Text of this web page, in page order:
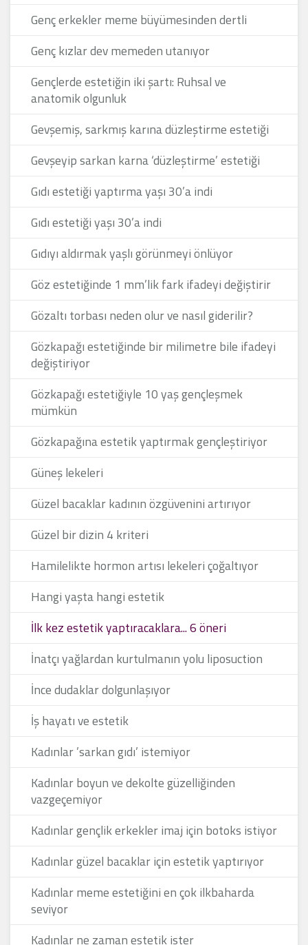
Genç erkekler meme büyümesinden dertli
Genç kızlar dev memeden utanıyor
Gençlerde estetiğin iki şartı: Ruhsal ve
anatomik olgunluk
Gevşemiş, sarkmış karına düzleştirme estetiği
Gevşeyip sarkan karna ‘düzleştirme’ estetiği
Gıdı estetiği yaptırma yaşı 30’a indi
Gıdı estetiği yaşı 30’a indi
Gıdıyı aldırmak yaşlı görünmeyi önlüyor
Göz estetiğinde 1 mm’lik fark ifadeyi değiştirir
Gözaltı torbası neden olur ve nasıl giderilir?
Gözkapağı estetiğinde bir milimetre bile ifadeyi
değiştiriyor
Gözkapağı estetiğiyle 10 yaş gençleşmek
mümkün
Gözkapağına estetik yaptırmak gençleştiriyor
Güneş lekeleri
Güzel bacaklar kadının özgüvenini artırıyor
Güzel bir dizin 4 kriteri
Hamilelikte hormon artısı lekeleri çoğaltıyor
Hangi yaşta hangi estetik
İlk kez estetik yaptıracaklara... 6 öneri
İnatçı yağlardan kurtulmanın yolu liposuction
İnce dudaklar dolgunlaşıyor
İş hayatı ve estetik
Kadınlar ’sarkan gıdı’ istemiyor
Kadınlar boyun ve dekolte güzelliğinden
vazgeçemiyor
Kadınlar gençlik erkekler imaj için botoks istiyor
Kadınlar güzel bacaklar için estetik yaptırıyor
Kadınlar meme estetiğini en çok ilkbaharda
seviyor
Kadınlar ne zaman estetik ister